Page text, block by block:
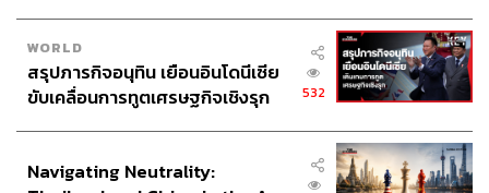
WORLD
สรุปภารกิจอนุทิน เยือนอินโดนีเซีย
ขับเคลื่อนการทูตเศรษฐกิจเชิงรุก
532
Navigating Neutrality: